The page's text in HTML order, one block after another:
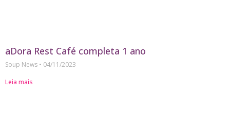
aDora Rest Café completa 1 ano
Soup News
04/11/2023
Leia mais